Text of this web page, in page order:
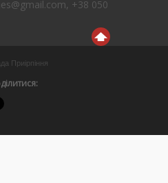
+38 050
Приірпіння